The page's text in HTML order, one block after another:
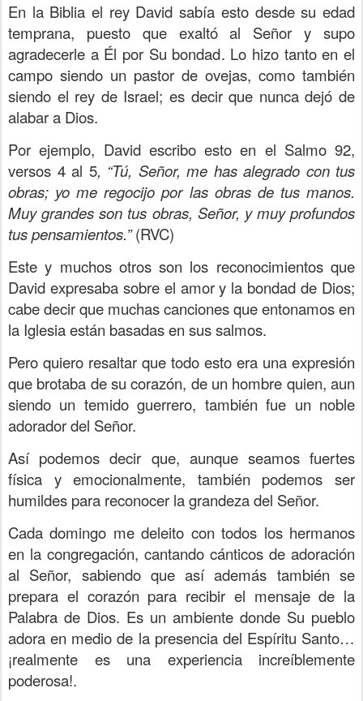
En la Biblia el rey David sabía esto desde su edad
temprana, puesto que exaltó al Señor y supo
agradecerle a Él por Su bondad. Lo hizo tanto en el
campo siendo un pastor de ovejas, como también
siendo el rey de Israel; es decir que nunca dejó de
alabar a Dios.
Por ejemplo, David escribo esto en el Salmo 92,
versos 4 al 5, “Tú, Señor, me has alegrado con tus
obras; yo me regocijo por las obras de tus manos.
Muy grandes son tus obras, Señor, y muy profundos
tus pensamientos.”(RVC)
Este y muchos otros son los reconocimientos que
David expresaba sobre el amor y la bondad de Dios;
cabe decir que muchas canciones que entonamos en
la Iglesia están basadas en sus salmos.
Pero quiero resaltar que todo esto era una expresión
que brotaba de su corazón, de un hombre quien, aun
siendo un temido guerrero, también fue un noble
adorador del Señor.
Así podemos decir que, aunque seamos fuertes
física y emocionalmente, también podemos ser
humildes para reconocer la grandeza del Señor.
Cada domingo me deleito con todos los hermanos
en la congregación, cantando cánticos de adoración
al Señor, sabiendo que así además también se
prepara el corazón para recibir el mensaje de la
Palabra de Dios. Es un ambiente donde Su pueblo
adora en medio de la presencia del Espíritu Santo…
¡realmente es una experiencia increíblemente
poderosa!.